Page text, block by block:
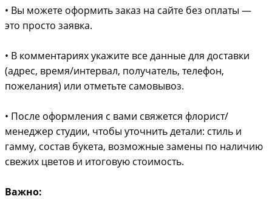
• Вы можете оформить заказ на сайте без оплаты —
это просто заявка.
• В комментариях укажите все данные для доставки
(адрес, время/интервал, получатель, телефон,
пожелания) или отметьте самовывоз.
• После оформления с вами свяжется флорист/
менеджер студии, чтобы уточнить детали: стиль и
гамму, состав букета, возможные замены по наличию
свежих цветов и итоговую стоимость.
Важно: